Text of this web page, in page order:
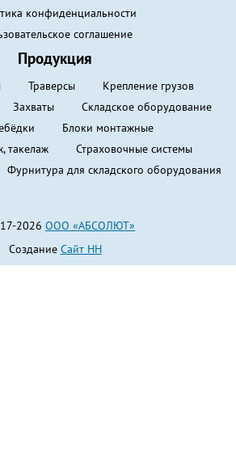
конфиденциальности
соглашение
Продукция
Траверсы
Крепление грузов
Захваты
Складское оборудование
Блоки монтажные
такелаж
Страховочные системы
Фурнитура для складского оборудования
2026 ООО «АБСОЛЮТ»
Создание Сайт НН